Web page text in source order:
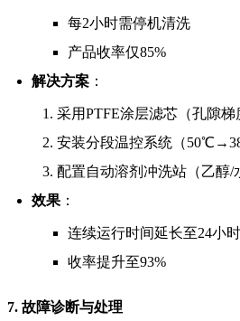
每2小时需停机清洗
产品收率仅85%
解决方案 ：
采用PTFE涂层滤芯（孔隙梯
安装分段温控系统（
配置自动溶剂冲洗站（乙醇/
效果 ：
连续运行时间延长至24小时
收率提升至93%
7. 故障诊断与处理